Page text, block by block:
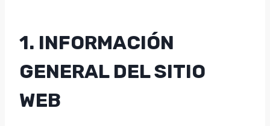
1. INFORMACIÓN
GENERAL DEL SITIO
WEB